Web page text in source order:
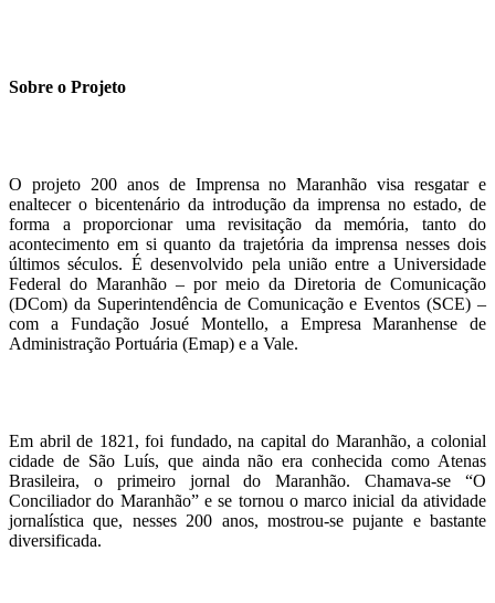
Sobre o Projeto
O projeto 200 anos de Imprensa no Maranhão visa resgatar e
enaltecer o bicentenário da introdução da imprensa no estado, de
forma a proporcionar uma revisitação da memória, tanto do
acontecimento em si quanto da trajetória da imprensa nesses dois
últimos séculos. É desenvolvido pela união entre a Universidade
Federal do Maranhão – por meio da Diretoria de Comunicação
(DCom) da Superintendência de Comunicação e Eventos (SCE) –
com a Fundação Josué Montello, a Empresa Maranhense de
Administração Portuária (Emap) e a Vale.
Em abril de 1821, foi fundado, na capital do Maranhão, a colonial
cidade de São Luís, que ainda não era conhecida como Atenas
Brasileira, o primeiro jornal do Maranhão. Chamava-se “O
Conciliador do Maranhão” e se tornou o marco inicial da atividade
jornalística que, nesses 200 anos, mostrou-se pujante e bastante
diversificada.